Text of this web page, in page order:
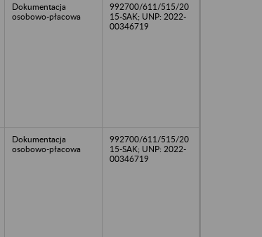
Dokumentacja
osobowo-płacowa
992700/611/515/20
15-SAK; UNP: 2022-
00346719
Dokumentacja
osobowo-płacowa
992700/611/515/20
15-SAK; UNP: 2022-
00346719